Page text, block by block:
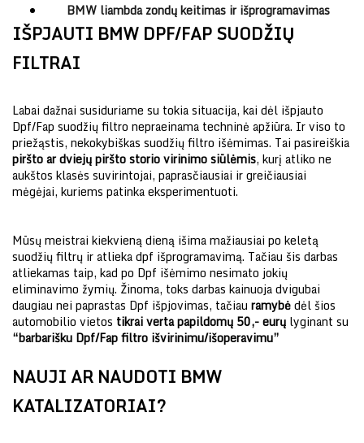
BMW liambda zondų keitimas ir išprogramavimas
IŠPJAUTI BMW DPF/FAP SUODŽIŲ
FILTRAI
Labai dažnai susiduriame su tokia situacija, kai dėl išpjauto
Dpf/Fap suodžių filtro nepraeinama techninė apžiūra. Ir viso to
priežąstis, nekokybiškas suodžių filtro išėmimas. Tai pasireiškia
piršto ar dviejų piršto storio virinimo siūlėmis, kurį atliko ne
aukštos klasės suvirintojai, paprasčiausiai ir greičiausiai
mėgėjai, kuriems patinka eksperimentuoti.
Mūsų meistrai kiekvieną dieną išima mažiausiai po keletą
suodžių filtrų ir atlieka dpf išprogramavimą. Tačiau šis darbas
atliekamas taip, kad po Dpf išėmimo nesimato jokių
eliminavimo žymių. Žinoma, toks darbas kainuoja dvigubai
daugiau nei paprastas Dpf išpjovimas, tačiau ramybėdėl šios
automobilio vietos tikrai verta papildomų 50,- eurų lyginant su
“barbarišku Dpf/Fap filtro išvirinimu/išoperavimu”
NAUJI AR NAUDOTI BMW
KATALIZATORIAI?